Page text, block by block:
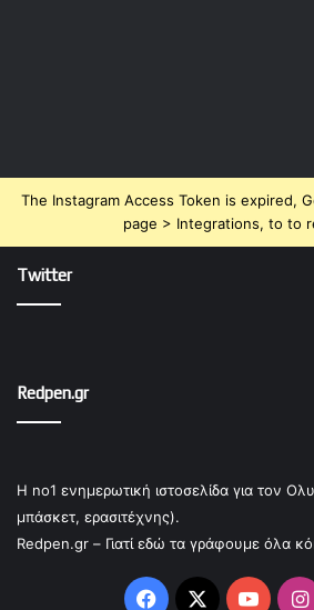
The Instagram Access Token is expired,
page > Integrations, to to
Twitter
Redpen.gr
Η no1 ενημερωτική ιστοσελίδα για τον
μπάσκετ, ερασιτέχνης).
Redpen.gr – Γιατί εδώ τα γράφουμε όλα
Facebook
X